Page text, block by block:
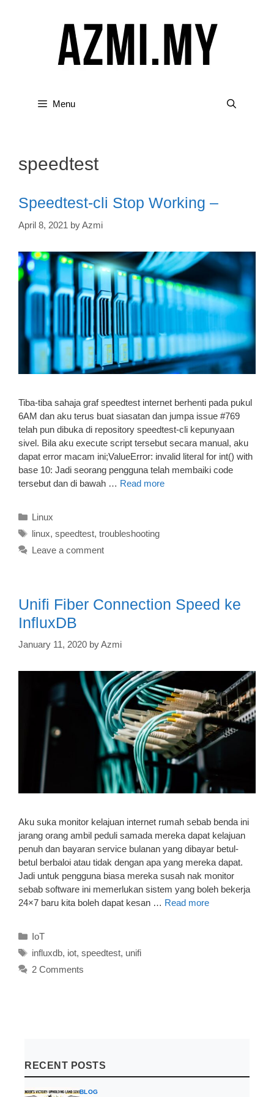
Menu
speedtest
Speedtest-cli Stop Working –
April 8, 2021 byAzmi
Tiba-tiba sahaja graf speedtest internet berhenti pada pukul
6AM dan aku terus buat siasatan dan jumpa issue #769
telah pun dibuka di repository speedtest-cli kepunyaan
sivel. Bila aku execute script tersebut secara manual, aku
dapat error macam ini;ValueError: invalid literal for int() with
base 10: Jadi seorang pengguna telah membaiki code
tersebut dan di bawah … Read more
Categories
Linux
Tags
linux, speedtest, troubleshooting
Leave a comment
Unifi Fiber Connection Speed ke
InfluxDB
January 11, 2020 byAzmi
Aku suka monitor kelajuan internet rumah sebab benda ini
jarang orang ambil peduli samada mereka dapat kelajuan
penuh dan bayaran service bulanan yang dibayar betul-
betul berbaloi atau tidak dengan apa yang mereka dapat.
Jadi untuk pengguna biasa mereka susah nak monitor
sebab software ini memerlukan sistem yang boleh bekerja
24×7 baru kita boleh dapat kesan … Read more
Categories
IoT
Tags
influxdb, iot, speedtest, unifi
2 Comments
RECENT POSTS
BLOG